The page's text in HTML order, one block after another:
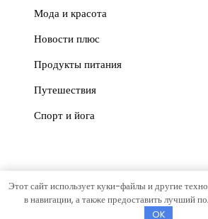
Мода и красота
Новости плюс
Продукты питания
Путешествия
Спорт и йога
Copyright © 2026Красота и польза
Этот сайт использует куки-файлы и другие
в навигации, а также предоставить лучший
OK